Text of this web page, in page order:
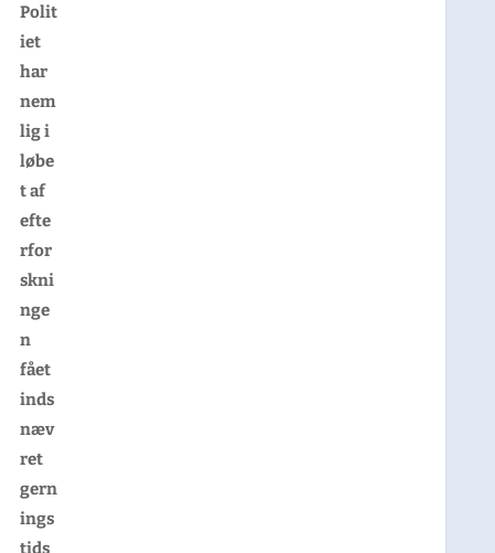
Polit
iet
har
nem
lig i
løbe
t af
efte
rfor
skni
nge
n
fået
inds
næv
ret
gern
ings
tids